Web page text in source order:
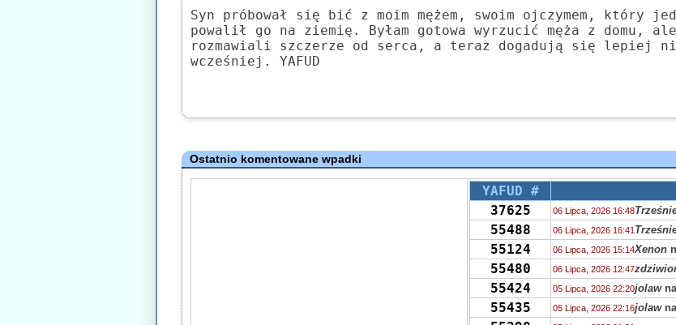
Syn próbował się bić z moim mężem, swoim ojczymem, który
powalił go na ziemię. Byłam gotowa wyrzucić męża z domu,
rozmawiali szczerze od serca, a teraz dogadują się lepiej
wcześniej. YAFUD
Ostatnio komentowane wpadki
YAFUD #
37625
06 Lipca, 2026 16:48
55488 06 Lipca, 2026 16:41
55124 06 Lipca, 2026 15:14Xenon
55480 06 Lipca, 2026 12:47
55424 05 Lipca, 2026 22:20jolaw
55435 05 Lipca, 2026 22:16jolaw